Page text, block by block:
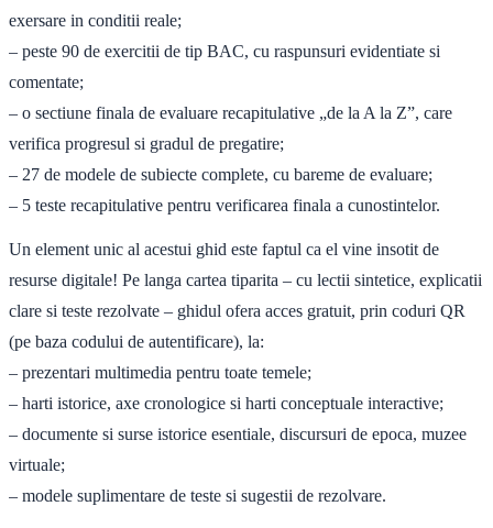
exersare in conditii reale;
– peste 90 de exercitii de tip BAC, cu raspunsuri evidentiate si
comentate;
– o sectiune finala de evaluare recapitulative „de la A la Z”, care
verifica progresul si gradul de pregatire;
– 27 de modele de subiecte complete, cu bareme de evaluare;
– 5 teste recapitulative pentru verificarea finala a cunostintelor.
Un element unic al acestui ghid este faptul ca el vine insotit de
resurse digitale! Pe langa cartea tiparita – cu lectii sintetice, explicatii
clare si teste rezolvate – ghidul ofera acces gratuit, prin coduri QR
(pe baza codului de autentificare), la:
– prezentari multimedia pentru toate temele;
– harti istorice, axe cronologice si harti conceptuale interactive;
– documente si surse istorice esentiale, discursuri de epoca, muzee
virtuale;
– modele suplimentare de teste si sugestii de rezolvare.